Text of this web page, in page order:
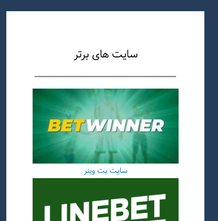
سایت های برتر
سایت بت وینر